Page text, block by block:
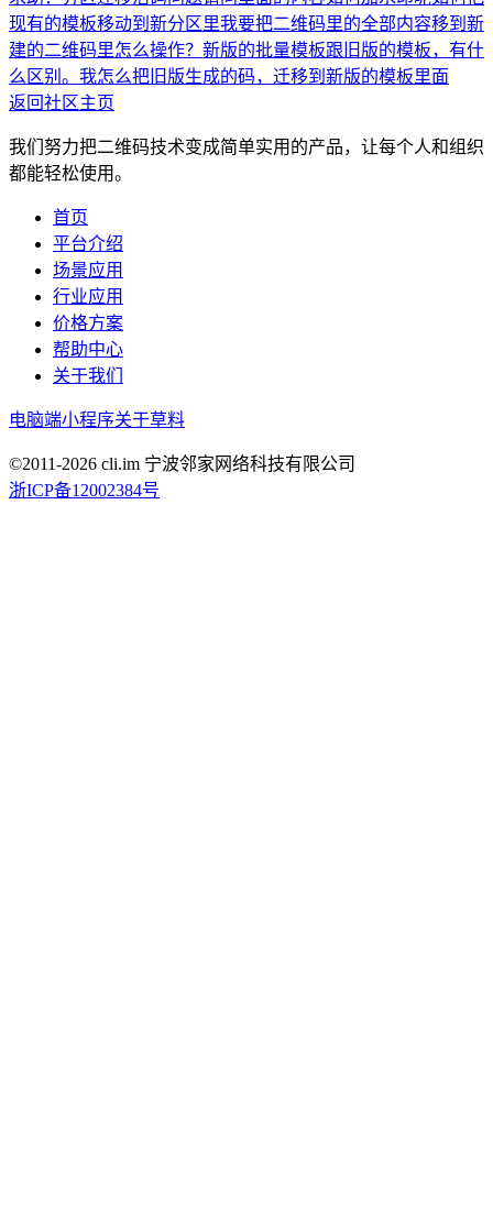
现有的模板移动到新分区里我要把二维码里的全部内容移到新
建的二维码里怎么操作？ 新版的批量模板跟旧版的模板，有什
么区别。我怎么把旧版生成的码，迁移到新版的模板里面
返回社区主页
我们努力把二维码技术变成简单实用的产品，让每个人和组织
都能轻松使用。
首页
平台介绍
场景应用
行业应用
价格方案
帮助中心
关于我们
电脑端小程序关于草料
©2011-2026 cli.im 宁波邻家网络科技有限公司
浙ICP备12002384号